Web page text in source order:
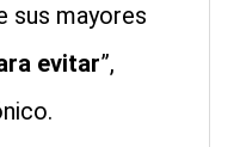
sus mayores
evitar”,